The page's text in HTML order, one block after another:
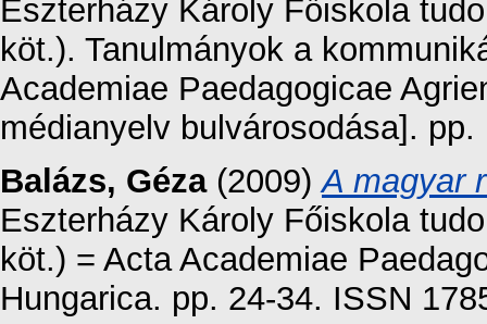
Eszterházy Károly Főiskola
köt.). Tanulmányok a
Academiae Paedagogicae
médianyelv bulvárosodása]. pp.
Balázs, Géza(2009)A magyar
Eszterházy Károly Főiskola
köt.) = Acta Academiae
Hungarica. pp. 24-34. ISSN